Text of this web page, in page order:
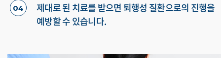
04
제대로 된 치료를 받으면 퇴행성 질환으로의 진행을
예방할 수 있습니다.